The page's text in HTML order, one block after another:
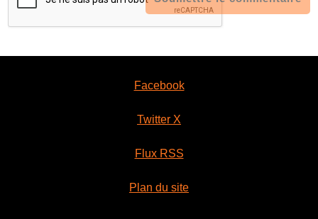
Facebook
Twitter X
Flux RSS
Plan du site